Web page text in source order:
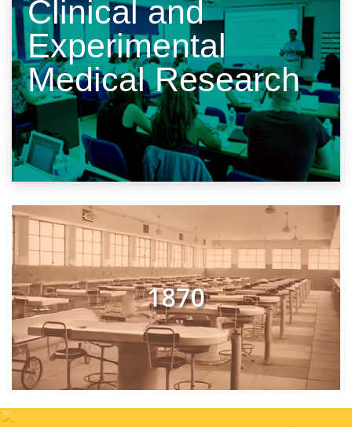
Clinical and
Experimental
Medical Research